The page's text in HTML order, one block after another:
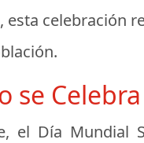
esta celebración
se
el Día Mundial